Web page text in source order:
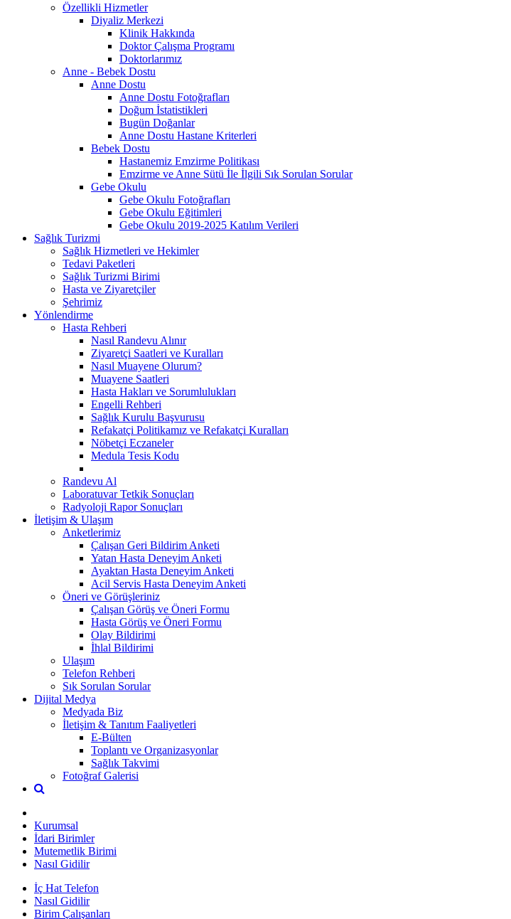
Özellikli Hizmetler
Diyaliz Merkezi
Klinik Hakkında
Doktor Çalışma Programı
Doktorlarımız
Anne - Bebek Dostu
Anne Dostu
Anne Dostu Fotoğrafları
Doğum İstatistikleri
Bugün Doğanlar
Anne Dostu Hastane Kriterleri
Bebek Dostu
Hastanemiz Emzirme Politikası
Emzirme ve Anne Sütü İle İlgili Sık Sorulan Sorular
Gebe Okulu
Gebe Okulu Fotoğrafları
Gebe Okulu Eğitimleri
Gebe Okulu 2019-2025 Katılım Verileri
Sağlık Turizmi
Sağlık Hizmetleri ve Hekimler
Tedavi Paketleri
Sağlık Turizmi Birimi
Hasta ve Ziyaretçiler
Şehrimiz
Yönlendirme
Hasta Rehberi
Nasıl Randevu Alınır
Ziyaretçi Saatleri ve Kuralları
Nasıl Muayene Olurum?
Muayene Saatleri
Hasta Hakları ve Sorumlulukları
Engelli Rehberi
Sağlık Kurulu Başvurusu
Refakatçi Politikamız ve Refakatçi Kuralları
Nöbetçi Eczaneler
Medula Tesis Kodu
Randevu Al
Laboratuvar Tetkik Sonuçları
Radyoloji Rapor Sonuçları
İletişim & Ulaşım
Anketlerimiz
Çalışan Geri Bildirim Anketi
Yatan Hasta Deneyim Anketi
Ayaktan Hasta Deneyim Anketi
Acil Servis Hasta Deneyim Anketi
Öneri ve Görüşleriniz
Çalışan Görüş ve Öneri Formu
Hasta Görüş ve Öneri Formu
Olay Bildirimi
İhlal Bildirimi
Ulaşım
Telefon Rehberi
Sık Sorulan Sorular
Dijital Medya
Medyada Biz
İletişim & Tanıtım Faaliyetleri
E-Bülten
Toplantı ve Organizasyonlar
Sağlık Takvimi
Fotoğraf Galerisi
Kurumsal
İdari Birimler
Mutemetlik Birimi
Nasıl Gidilir
İç Hat Telefon
Nasıl Gidilir
Birim Çalışanları